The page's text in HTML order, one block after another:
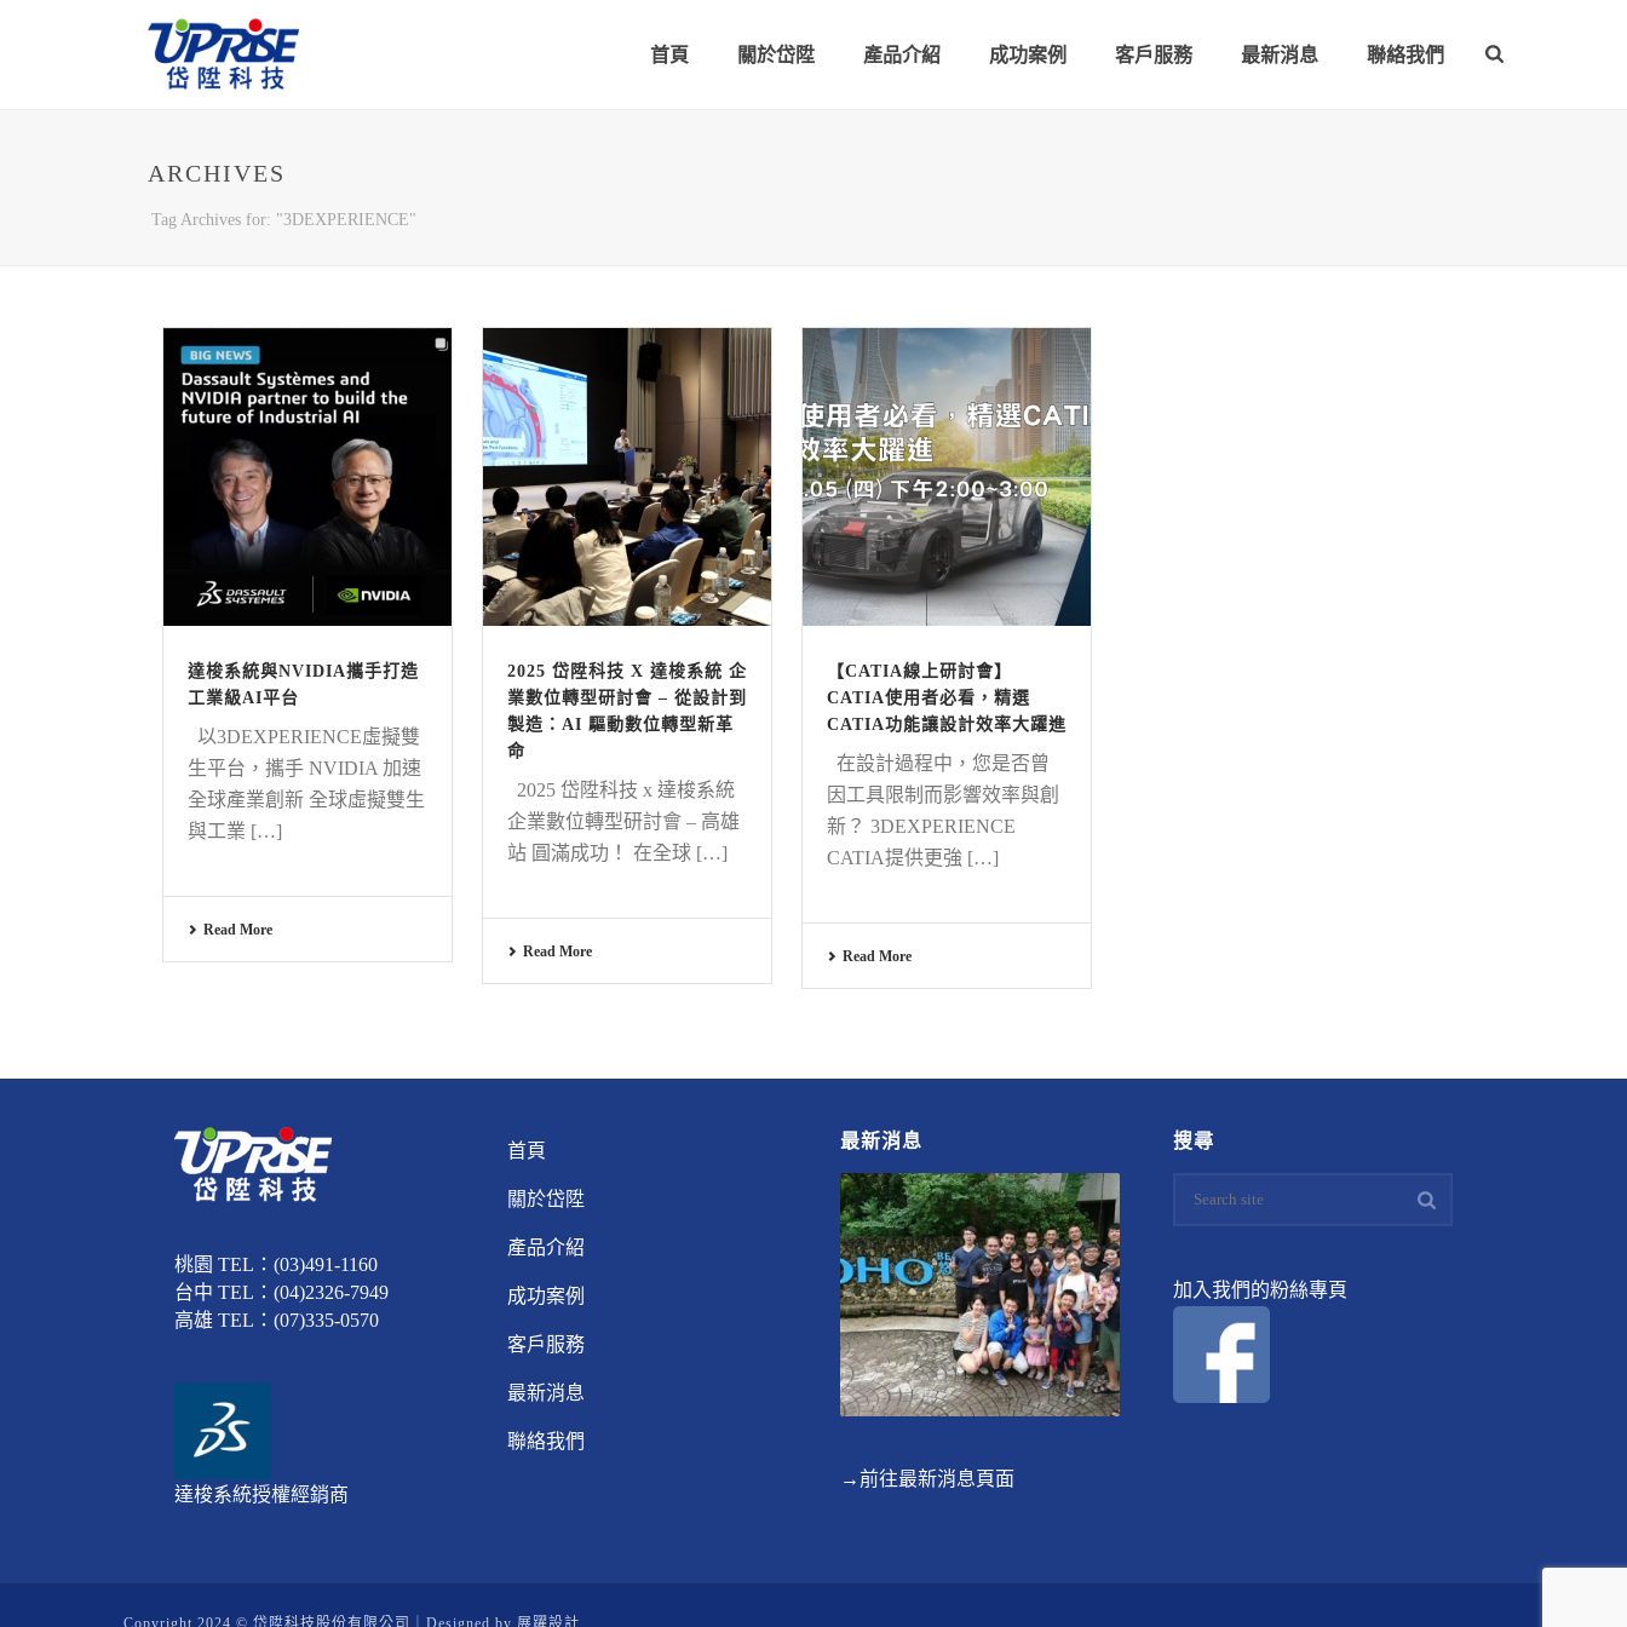
首頁 關於岱陞 產品介紹 成功案例 客戶服務 最新消息 聯絡我們
ARCHIVES
Tag Archives for: "3DEXPERIENCE"
達梭系統與NVIDIA攜手打造
工業級AI平台
以3DEXPERIENCE虛擬雙
生平台，攜手 NVIDIA 加速
全球產業創新 全球虛擬雙生
與工業 […]
Read More
2025 岱陞科技 X 達梭系統 企
業數位轉型研討會 – 從設計到
製造：AI 驅動數位轉型新革
命
2025 岱陞科技 x 達梭系統
企業數位轉型研討會 – 高雄
站 圓滿成功！ 在全球 […]
Read More
【CATIA線上研討會】
CATIA使用者必看，精選
CATIA功能讓設計效率大躍進
在設計過程中，您是否曾
因工具限制而影響效率與創
新？ 3DEXPERIENCE
CATIA提供更強 […]
Read More
桃園 TEL：(03)491-1160
台中 TEL：(04)2326-7949
高雄 TEL：(07)335-0570
達梭系統授權經銷商
首頁
關於岱陞
產品介紹
成功案例
客戶服務
最新消息
聯絡我們
最新消息
→前往最新消息頁面
搜尋
加入我們的粉絲專頁